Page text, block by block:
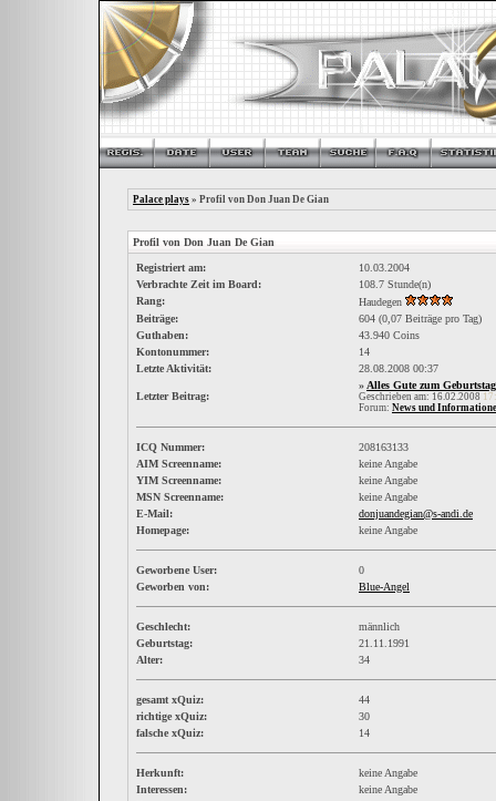
Palace plays » Profil von Don Juan De Gian
Profil von Don Juan De Gian
Registriert am:
10.03.2004
Verbrachte Zeit im Board:
108.7 Stunde(n)
Rang:
Haudegen
Beiträge:
604 (0,07 Beiträge pro Tag)
Guthaben:
43.940 Coins
Kontonummer:
14
Letzte Aktivität:
28.08.2008 00:37
Letzter Beitrag:
» Alles Gute zum
Geschrieben am: 16.02.2008
Forum: News und
ICQ Nummer:
208163133
AIM Screenname:
keine Angabe
YIM Screenname:
keine Angabe
MSN Screenname:
keine Angabe
E-Mail:
donjuandegian@s-andi.de
Homepage:
keine Angabe
Geworbene User:
0
Geworben von:
Blue-Angel
Geschlecht:
männlich
Geburtstag:
21.11.1991
Alter:
34
gesamt xQuiz:
44
richtige xQuiz:
30
falsche xQuiz:
14
Herkunft:
keine Angabe
Interessen:
keine Angabe